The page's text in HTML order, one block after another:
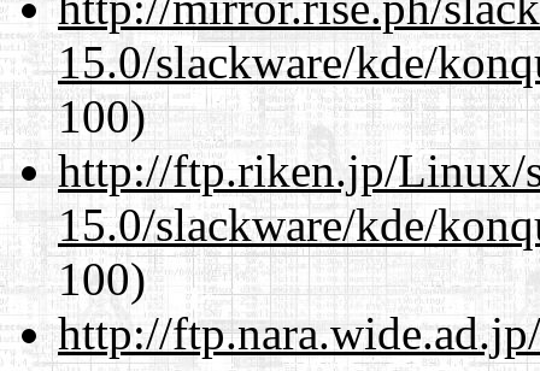
15.0/slackware/kde/
100)
http://ftp.riken.jp/Linux/
15.0/slackware/kde/
100)
http://